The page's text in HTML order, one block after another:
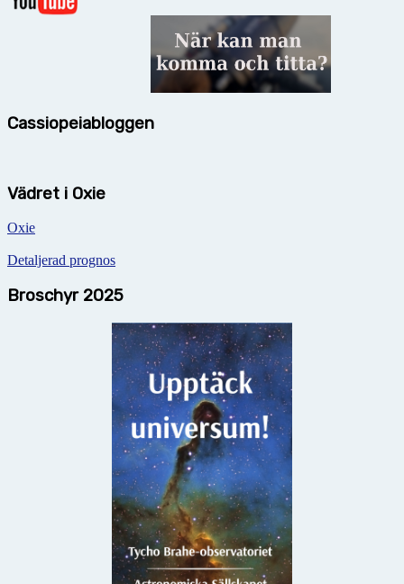
Cassiopeiabloggen
Vädret i Oxie
Oxie
Detaljerad prognos
Broschyr 2025